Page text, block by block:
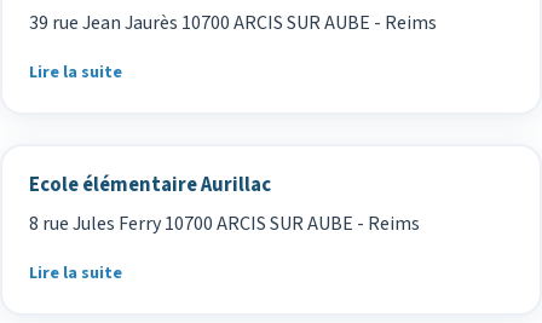
39 rue Jean Jaurès 10700 ARCIS SUR AUBE - Reims
Lire la suite
Ecole élémentaire Aurillac
8 rue Jules Ferry 10700 ARCIS SUR AUBE - Reims
Lire la suite